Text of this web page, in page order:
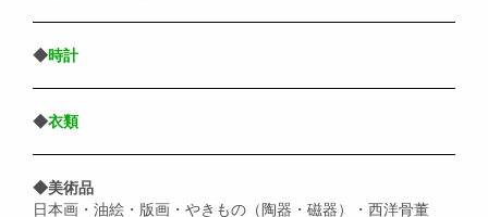
◆時計
◆衣類
◆美術品
日本画・油絵・版画・やきもの（陶器・磁器）・西洋骨董